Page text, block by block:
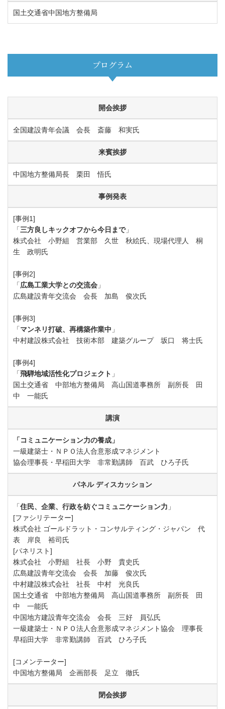
国土交通省中国地方整備局
プログラム
開会挨拶
全国建設青年会議 会長 斎藤 和実氏
来賓挨拶
中国地方整備局長 栗田 悟氏
事例発表
[事例1]
「三方良しキックオフから今日まで」
株式会社 小野組 営業部 久世 秋絵氏、現場代理人 桐
生 政明氏
[事例2]
「広島工業大学との交流会 」
広島建設青年交流会 会長 加島 俊次氏
[事例3]
「マンネリ打破、再構築作業中 」
中村建設株式会社 技術本部 建築グループ 坂口 将士氏
[事例4]
「飛騨地域活性化プロジェクト 」
国土交通省 中部地方整備局 高山国道事務所 副所長 田
中 一能氏
講演
「コミュニケーション力の養成」
一級建築士・ＮＰＯ法人合意形成マネジメント
協会理事長・早稲田大学 非常勤講師 百武 ひろ子氏
パネル ディスカッション
「住民、企業、行政を紡ぐコミュニケーション力 」
[ファシリテーター]
株式会社 ゴールドラット・コンサルティング・ジャパン 代
表 岸良 裕司氏
[パネリスト]
株式会社 小野組 社長 小野 貴史氏
広島建設青年交流会 会長 加藤 俊次氏
中村建設株式会社 社長 中村 光良氏
国土交通省 中部地方整備局 高山国道事務所 副所長 田
中 一能氏
中国地方建設青年交流会 会長 三好 員弘氏
一級建築士・ＮＰＯ法人合意形成マネジメント協会 理事長
早稲田大学 非常勤講師 百武 ひろ子氏
[コメンテーター]
中国地方整備局 企画部長 足立 徹氏
閉会挨拶